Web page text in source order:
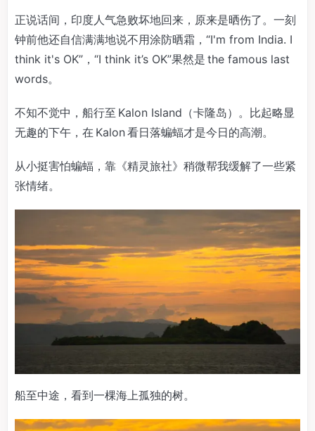
正说话间，印度人气急败坏地回来，原来是晒伤了。一刻
钟前他还自信满满地说不用涂防晒霜，“I'm from India. I
think it's OK”，“I think it’s OK”果然是 the famous last
words。
不知不觉中，船行至 Kalon Island（卡隆岛）。比起略显
无趣的下午，在 Kalon 看日落蝙蝠才是今日的高潮。
从小挺害怕蝙蝠，靠《精灵旅社》稍微帮我缓解了一些紧
张情绪。
船至中途，看到一棵海上孤独的树。